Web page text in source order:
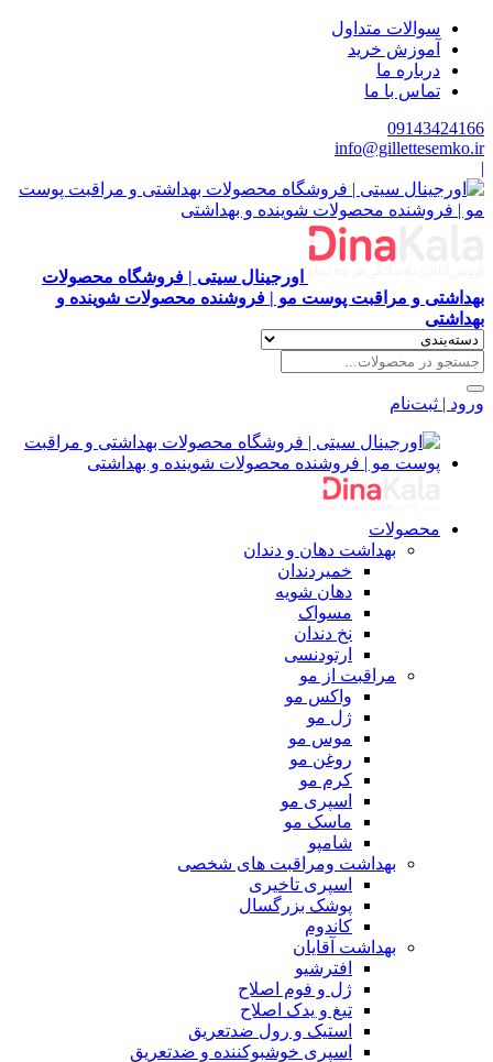
سوالات متداول
آموزش خرید
درباره ما
تماس با ما
09143424166
info@gillettesemko.ir
|
اورجینال سیتی | فروشگاه محصولات
بهداشتی و مراقبت پوست مو | فروشنده محصولات شوینده و
بهداشتی
ورود | ثبت‌نام
محصولات
بهداشت دهان و دندان
خمیردندان
دهان شویه
مسواک
نخ دندان
ارتودنسی
مراقبت از مو
واکس مو
ژل مو
موس مو
روغن مو
کرم مو
اسپری مو
ماسک مو
شامپو
بهداشت ومراقبت های شخصی
اسپری تاخیری
پوشک بزرگسال
کاندوم
بهداشت آقایان
افترشیو
ژل و فوم اصلاح
تیغ و یدک اصلاح
استیک و رول ضدتعریق
اسپری خوشبوکننده و ضدتعریق